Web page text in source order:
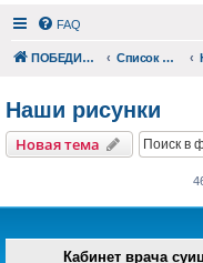
FAQ
ПОБЕДИШЬ.РУ Список форумов
Наши рисунки
Новая тема
Кабинет врача